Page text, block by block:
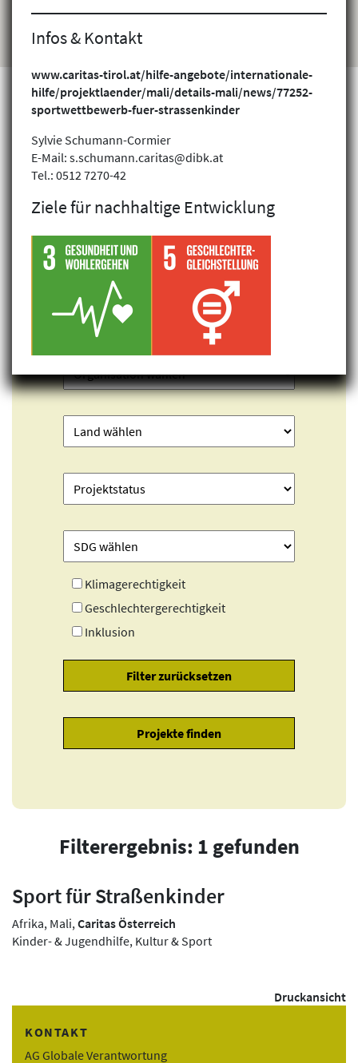
Projekte finden
Klimagerechtigkeit
Geschlechtergerechtigkeit
Inklusion
Filterergebnis: 1 gefunden
Sport für Straßenkinder
Afrika, Mali, Caritas Österreich
Kinder- & Jugendhilfe, Kultur & Sport
Druckansicht
KONTAKT
AG Globale Verantwortung
Infos & Kontakt
www.caritas-tirol.at/hilfe-angebote/internationale-
hilfe/projektlaender/mali/details-mali/news/77252-
sportwettbewerb-fuer-strassenkinder
Sylvie Schumann-Cormier
E-Mail: s.schumann.caritas@dibk.at
Tel.: 0512 7270-42
Ziele für nachhaltige Entwicklung